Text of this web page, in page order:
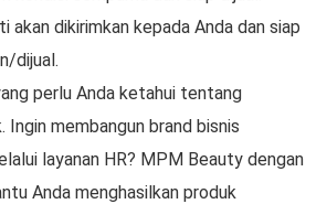
akan dikirimkan kepada Anda dan siap
dijual.
perlu Anda ketahui tentang
membangun brand bisnis
layanan HR? MPM Beauty dengan
Anda menghasilkan produk